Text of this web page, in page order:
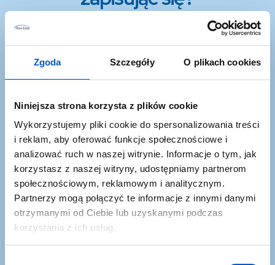
Zgoda Szczegóły O plikach cookies
Niniejsza strona korzysta z plików cookie
Wykorzystujemy pliki cookie do spersonalizowania treści
i reklam, aby oferować funkcje społecznościowe i
analizować ruch w naszej witrynie. Informacje o tym, jak
korzystasz z naszej witryny, udostępniamy partnerom
społecznościowym, reklamowym i analitycznym.
Partnerzy mogą połączyć te informacje z innymi danymi
otrzymanymi od Ciebie lub uzyskanymi podczas
korzystania z ich usług.
Promocje i okazje
Dowiesz się najszybciej o najlepszych okazjach w
ofercie NaviGate